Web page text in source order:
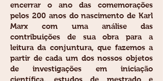
encerrar o ano das comemorações
pelos 200 anos do nascimento de Karl
Marx com uma análise das
contribuições de sua obra para a
leitura da conjuntura, que fazemos a
partir de cada um dos nossos objetos
de investigações em iniciação
científica, estudos de mestrado e